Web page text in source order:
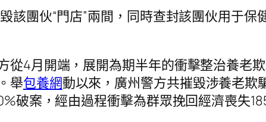
該團伙“門店”兩間，同時查封該團伙用于
從4月開端，展開為期半年的衝擊整治養老
。舉包養網動以來，廣州警方共摧毀涉養老
破案，經由過程衝擊為群眾挽回經濟喪失